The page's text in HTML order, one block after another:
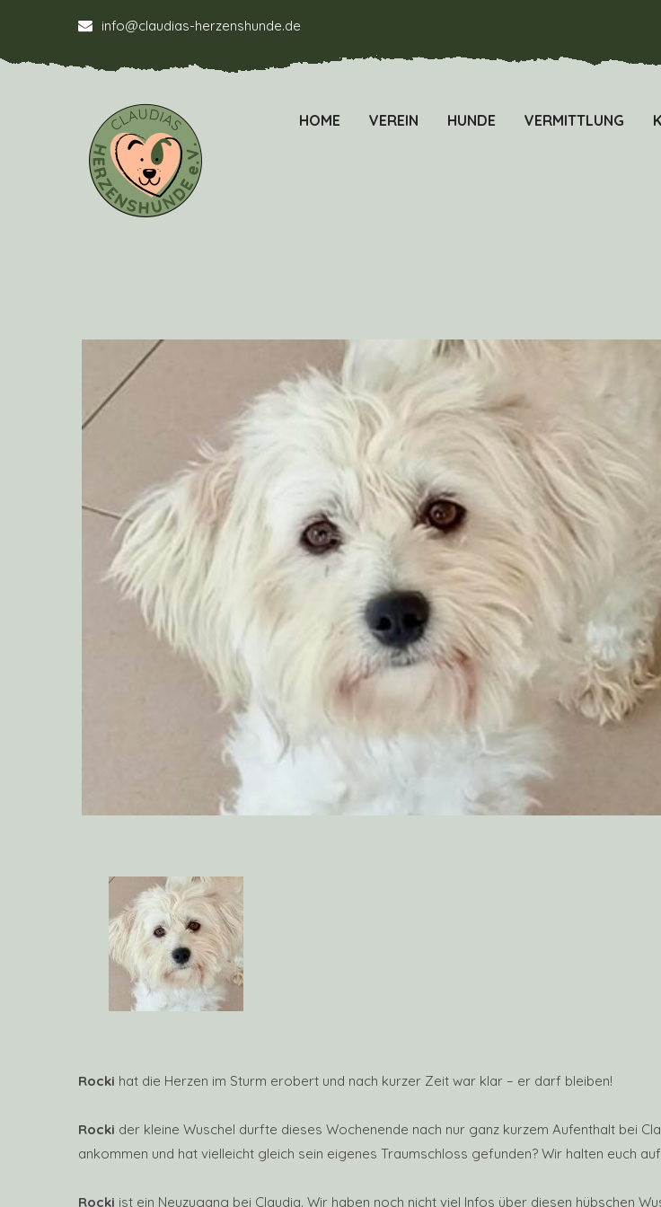
info@claudias-herzenshunde.de
HOME VEREIN HUNDE VERMITTLUNG
Rocki hat die Herzen im Sturm erobert und nach kurzer Zeit war klar – er darf bleiben!
Rocki der kleine Wuschel durfte dieses Wochenende nach nur ganz kurzem Aufenthalt bei
ankommen und hat vielleicht gleich sein eigenes Traumschloss gefunden? Wir halten euch
Rocki ist ein Neuzugang bei Claudia. Wir haben noch nicht viel Infos über diesen hübschen